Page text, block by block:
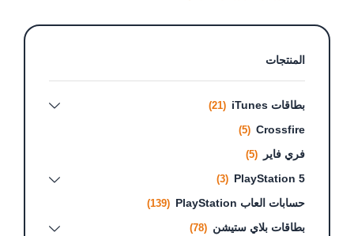
المنتجات
بطاقات iTunes (21)
Crossfire
(5)
فري فاير (5)
PlayStation 5
(3)
حسابات العاب PlayStation (139)
بطاقات بلاي ستيشن (78)